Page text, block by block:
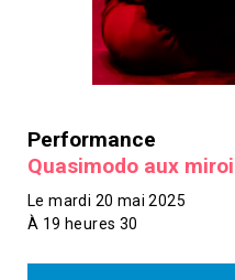
Performance
Quasimodo aux
Le mardi 20 mai 2025
À 19 heures 30